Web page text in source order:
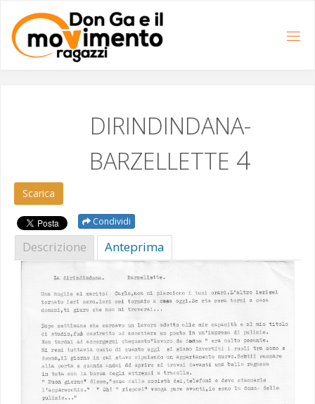
contenuto
DIRINDINDANA-
BARZELLETTE 4
Scar­i­ca
Condividi
Descrizione Antepri­ma